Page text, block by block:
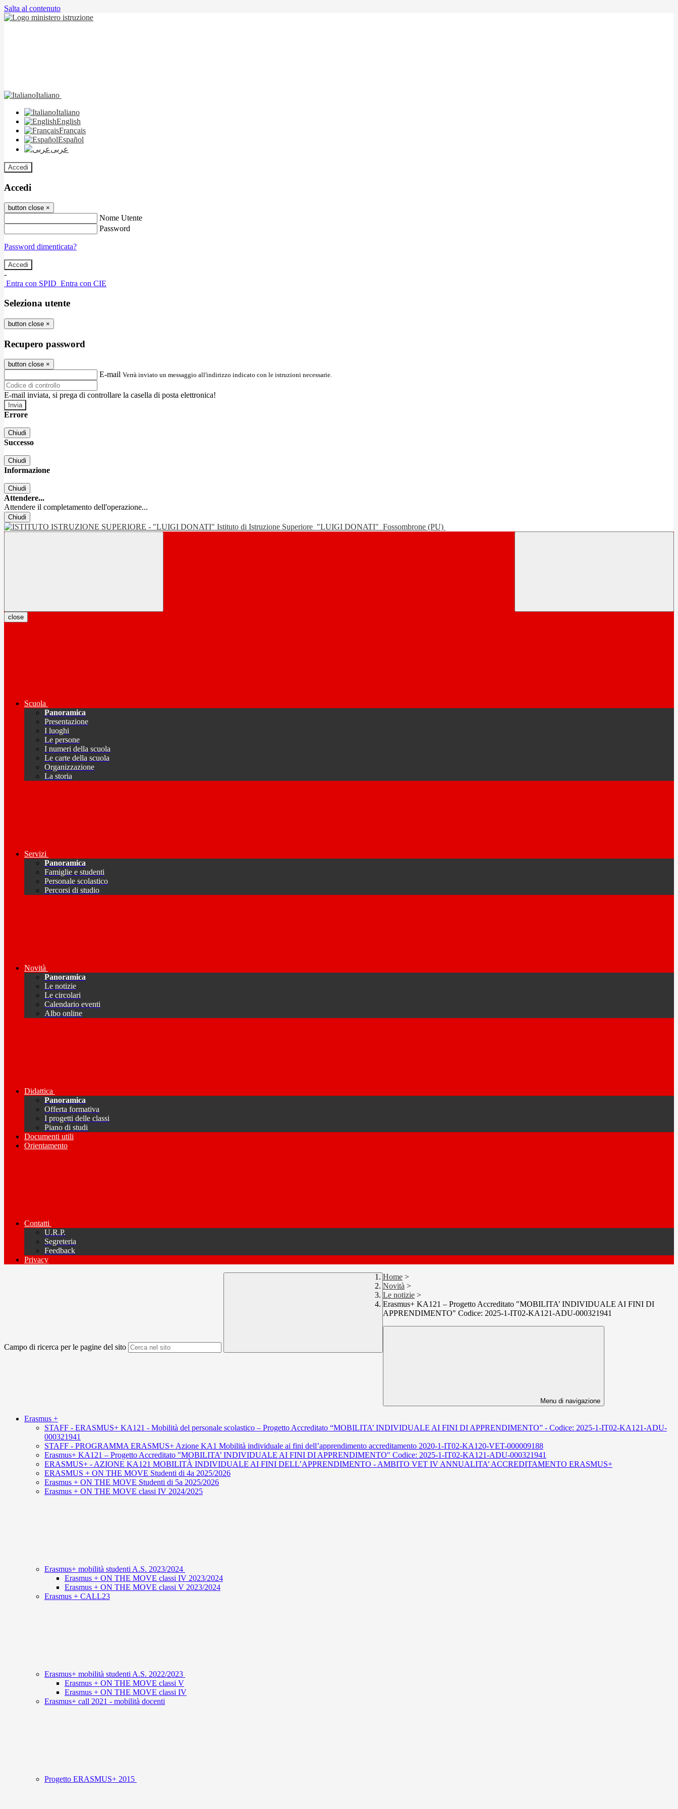
Salta al contenuto
Italiano
Italiano
English
Français
Español
عربى
Accedi
Accedi
button close ×
Nome Utente
Password
Password dimenticata?
-
Entra con SPID Entra con CIE
Seleziona utente
button close ×
Recupero password
button close ×
E-mail Verrà inviato un messaggio all'indirizzo indicato con le istruzioni necessarie.
E-mail inviata, si prega di controllare la casella di posta elettronica!
Errore
Chiudi
Successo
Chiudi
Informazione
Chiudi
Attendere...
Attendere il completamento dell'operazione...
Chiudi
Istituto di Istruzione Superiore "LUIGI DONATI" Fossombrone (PU)
close
Scuola
Panoramica
Presentazione
I luoghi
Le persone
I numeri della scuola
Le carte della scuola
Organizzazione
La storia
Servizi
Panoramica
Famiglie e studenti
Personale scolastico
Percorsi di studio
Novità
Panoramica
Le notizie
Le circolari
Calendario eventi
Albo online
Didattica
Panoramica
Offerta formativa
I progetti delle classi
Piano di studi
Documenti utili
Orientamento
Contatti
U.R.P.
Segreteria
Feedback
Privacy
Campo di ricerca per le pagine del sito
Home >
Novità >
Le notizie >
Erasmus+ KA121 – Progetto Accreditato "MOBILITA’ INDIVIDUALE AI FINI DI
APPRENDIMENTO" Codice: 2025-1-IT02-KA121-ADU-000321941
Menu di navigazione
Erasmus +
STAFF - ERASMUS+ KA121 - Mobilità del personale scolastico – Progetto Accreditato “MOBILITA’ INDIVIDUALE AI FINI DI APPRENDIMENTO” - Codice: 2025-1-IT02-KA121-ADU-
000321941
STAFF - PROGRAMMA ERASMUS+ Azione KA1 Mobilità individuale ai fini dell’apprendimento accreditamento 2020-1-IT02-KA120-VET-000009188
Erasmus+ KA121 – Progetto Accreditato "MOBILITA’ INDIVIDUALE AI FINI DI APPRENDIMENTO" Codice: 2025-1-IT02-KA121-ADU-000321941
ERASMUS+ - AZIONE KA121 MOBILITÀ INDIVIDUALE AI FINI DELL’APPRENDIMENTO - AMBITO VET IV ANNUALITA’ ACCREDITAMENTO ERASMUS+
ERASMUS + ON THE MOVE Studenti di 4a 2025/2026
Erasmus + ON THE MOVE Studenti di 5a 2025/2026
Erasmus + ON THE MOVE classi IV 2024/2025
Erasmus+ mobilità studenti A.S. 2023/2024
Erasmus + ON THE MOVE classi IV 2023/2024
Erasmus + ON THE MOVE classi V 2023/2024
Erasmus + CALL23
Erasmus+ mobilità studenti A.S. 2022/2023
Erasmus + ON THE MOVE classi V
Erasmus + ON THE MOVE classi IV
Erasmus+ call 2021 - mobilità docenti
Progetto ERASMUS+ 2015